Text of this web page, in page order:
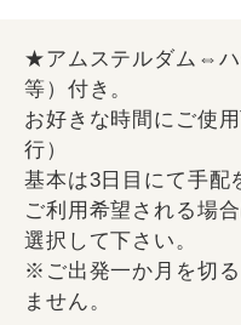
★アムステルダム⇔ハ
等）付き。
お好きな時間にご使
行）
基本は3日目にて手配
ご利用希望される場
選択して下さい。
※ご出発一か月を切
ません。